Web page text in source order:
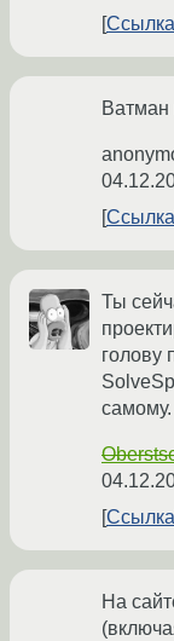
Ссылка
Ватман
Ссылка
Ты
голову
самому.
Ссылка
На